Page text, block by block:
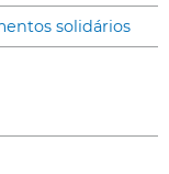
solidários